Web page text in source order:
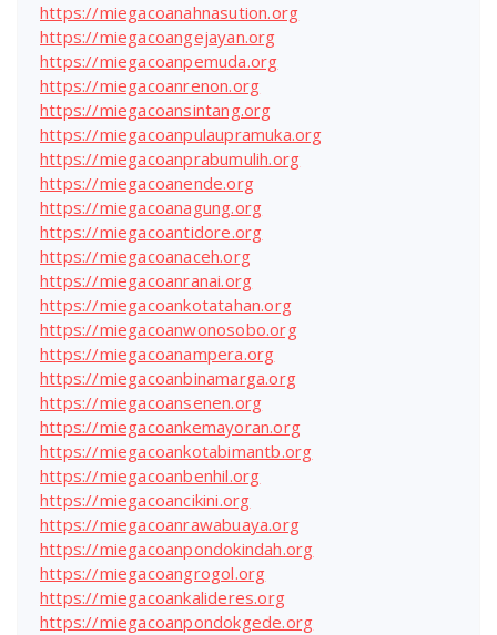
https://miegacoanahnasution.org
https://miegacoangejayan.org
https://miegacoanpemuda.org
https://miegacoanrenon.org
https://miegacoansintang.org
https://miegacoanpulaupramuka.org
https://miegacoanprabumulih.org
https://miegacoanende.org
https://miegacoanagung.org
https://miegacoantidore.org
https://miegacoanaceh.org
https://miegacoanranai.org
https://miegacoankotatahan.org
https://miegacoanwonosobo.org
https://miegacoanampera.org
https://miegacoanbinamarga.org
https://miegacoansenen.org
https://miegacoankemayoran.org
https://miegacoankotabimantb.org
https://miegacoanbenhil.org
https://miegacoancikini.org
https://miegacoanrawabuaya.org
https://miegacoanpondokindah.org
https://miegacoangrogol.org
https://miegacoankalideres.org
https://miegacoanpondokgede.org